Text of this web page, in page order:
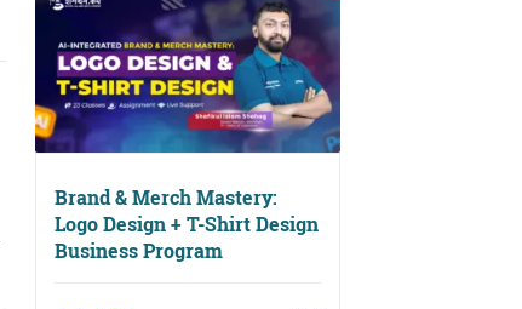
Brand & Merch Mastery:
Logo Design + T-Shirt Design
Business Program